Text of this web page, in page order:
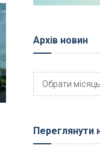
Архів новин
Архів
новин
Обрати місяць
Переглянути